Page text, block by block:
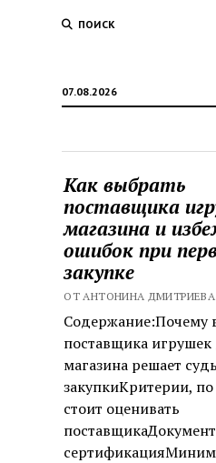
ПОИСК
07.08.2026
Как выбрать
поставщика
магазина и
ошибок при
закупке
ОТ АНТОНИНА ДМИТРИЕВА
Содержание:Почему
поставщика игрушек
магазина решает
закупкиКритерии,
стоит оценивать